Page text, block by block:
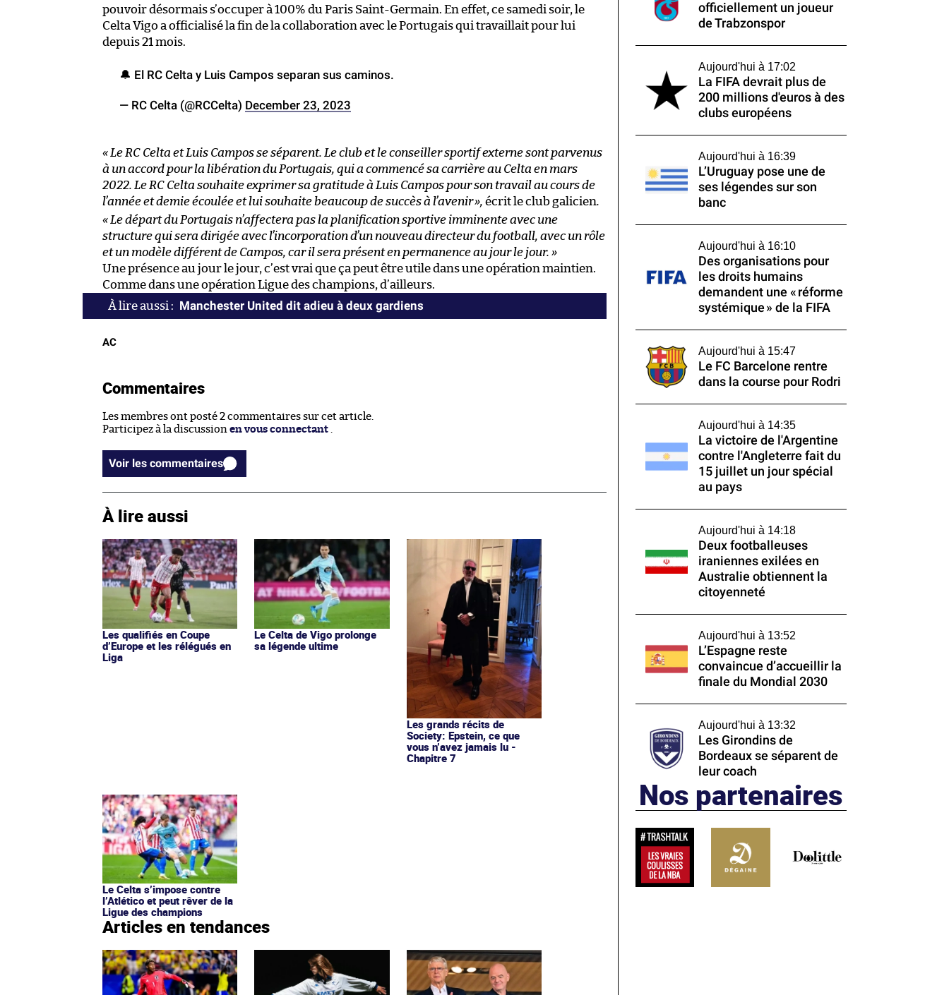
pouvoir désormais s’occuper à 100% du Paris Saint-Germain. En effet, ce samedi soir, le
Celta Vigo a officialisé la fin de la collaboration avec le Portugais qui travaillait pour lui
depuis 21 mois.
🔔 El RC Celta y Luis Campos separan sus caminos.
— RC Celta (@RCCelta) December 23, 2023
« Le RC Celta et Luis Campos se séparent. Le club et le conseiller sportif externe sont parvenus
à un accord pour la libération du Portugais, qui a commencé sa carrière au Celta en mars
2022. Le RC Celta souhaite exprimer sa gratitude à Luis Campos pour son travail au cours de
l’année et demie écoulée et lui souhaite beaucoup de succès à l’avenir», écrit le club galicien.
« Le départ du Portugais n’affectera pas la planification sportive imminente avec une
structure qui sera dirigée avec l’incorporation d’un nouveau directeur du football, avec un rôle
et un modèle différent de Campos, car il sera présent en permanence au jour le jour. »
Une présence au jour le jour, c’est vrai que ça peut être utile dans une opération maintien.
Comme dans une opération Ligue des champions, d’ailleurs.
Manchester United dit adieu à deux gardiens
AC
Commentaires
Les membres ont posté 2 commentaires sur cet article.
Participez à la discussion en vous connectant
Voir les commentaires
À lire aussi
Les qualifiés en Coupe
d’Europe et les rélégués en
Liga
Le Celta de Vigo prolonge
sa légende ultime
Les grands récits de
Society: Epstein, ce que
vous n’avez jamais lu -
Chapitre 7
Le Celta s’impose contre
l’Atlético et peut rêver de la
Ligue des champions
Articles en tendances
officiellement un joueur
de Trabzonspor
Aujourd'hui à 17:02
La FIFA devrait plus de
200 millions d'euros à des
clubs européens
Aujourd'hui à 16:39
L’Uruguay pose une de
ses légendes sur son
banc
Aujourd'hui à 16:10
Des organisations pour
les droits humains
demandent une « réforme
systémique » de la FIFA
Aujourd'hui à 15:47
Le FC Barcelone rentre
dans la course pour Rodri
Aujourd'hui à 14:35
La victoire de l'Argentine
contre l'Angleterre fait du
15 juillet un jour spécial
au pays
Aujourd'hui à 14:18
Deux footballeuses
iraniennes exilées en
Australie obtiennent la
citoyenneté
Aujourd'hui à 13:52
L’Espagne reste
convaincue d’accueillir la
finale du Mondial 2030
Aujourd'hui à 13:32
Les Girondins de
Bordeaux se séparent de
leur coach
Nos partenaires